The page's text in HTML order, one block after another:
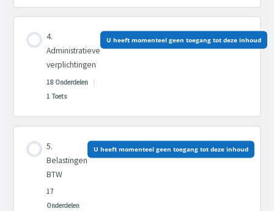
0% VOLTOOID 0/8 Stappen
Administratieve
verplichtingen
18 Onderdelen
1 Toets
U heeft momenteel geen toegang tot deze inhoud
0% VOLTOOID 0/18 Stappen
Belastingen
BTW
17
Onderdelen
U heeft momenteel geen toegang tot deze inhoud